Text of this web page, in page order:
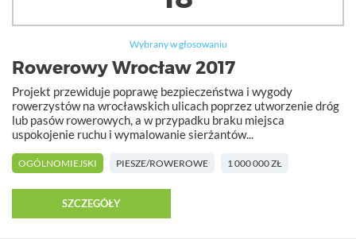
Wybrany w głosowaniu
Rowerowy Wrocław 2017
Projekt przewiduje poprawę bezpieczeństwa i wygody
rowerzystów na wrocławskich ulicach poprzez utworzenie dróg
lub pasów rowerowych, a w przypadku braku miejsca
uspokojenie ruchu i wymalowanie sierżantów...
OGÓLNOMIEJSKI PIESZE/ROWEROWE 1 000 000 ZŁ
SZCZEGÓŁY